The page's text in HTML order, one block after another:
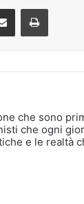
Condividi via Email Stampa
che sono
che ogni
e le realtà